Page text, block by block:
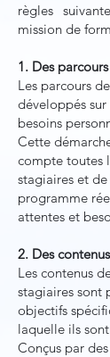
règles
mission de
1. Des
Les parcours
développés sur
besoins
Cette
compte toutes
stagiaires et
programme
attentes et
2. Des
Les contenus
stagiaires sont
objectifs
laquelle ils
Conçus par